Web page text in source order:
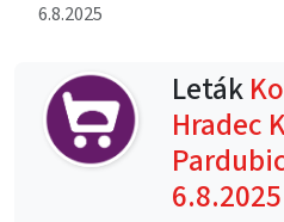
6.8.2025
Leták
Hradec
6.8.2025